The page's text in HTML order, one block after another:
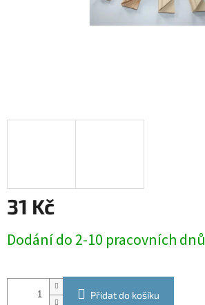
31 Kč
cena:
Dodání do 2-10 pracovních dnů
Přidat do košíku